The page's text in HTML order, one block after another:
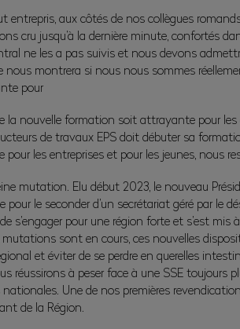
aux côtés de nos collègues
cru jusqu’à la dernière minute, confortés
ne les a pas suivis et nous devons
nous montrera si nous nous sommes
pour
la nouvelle formation soit attrayante pour
de travaux EPS doit débuter sa
les entreprises et pour les jeunes, nous
mutation. Elu début 2023, le nouveau
le seconder d’un secrétariat géré par le
pour une région forte et s’est mis
mutations sont en cours, ces nouvelles
et éviter de se perdre en querelles
réussirons à peser face à une SSE toujours
Une de nos premières
de la Région.